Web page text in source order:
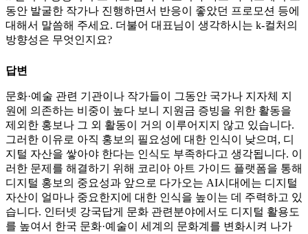
동안 발굴한 작가나 진행하면서 반응이 좋았던 프로모션 등에
대해서 말씀해 주세요. 더불어 대표님이 생각하시는 k-컬처의
방향성은 무엇인지요?
답변
문화·예술 관련 기관이나 작가들이 그동안 국가나 지자체 지
원에 의존하는 비중이 높다 보니 지원금 증빙을 위한 활동을
제외한 홍보나 그 외 활동이 거의 이루어지지 않고 있습니다.
그러한 이유로 아직 홍보의 필요성에 대한 인식이 낮으며, 디
지털 자산을 쌓아야 한다는 인식도 부족하다고 생각됩니다. 이
러한 문제를 해결하기 위해 코리아 아트 가이드 플랫폼을 통해
디지털 홍보의 중요성과 앞으로 다가오는 AI시대에는 디지털
자산이 얼마나 중요한지에 대한 인식을 높이는 데 주력하고 있
습니다. 인터넷 강국답게 문화 관련분야에서도 디지털 활용도
를 높여서 한국 문화·예술이 세계의 문화계를 변화시켜 나가